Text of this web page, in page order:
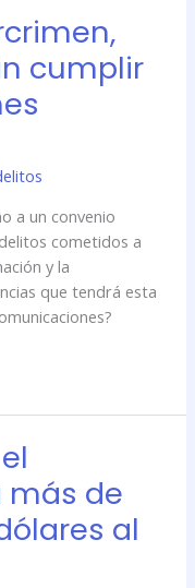
cumplir
a un convenio
cometidos a
y la
que tendrá esta
más de
al